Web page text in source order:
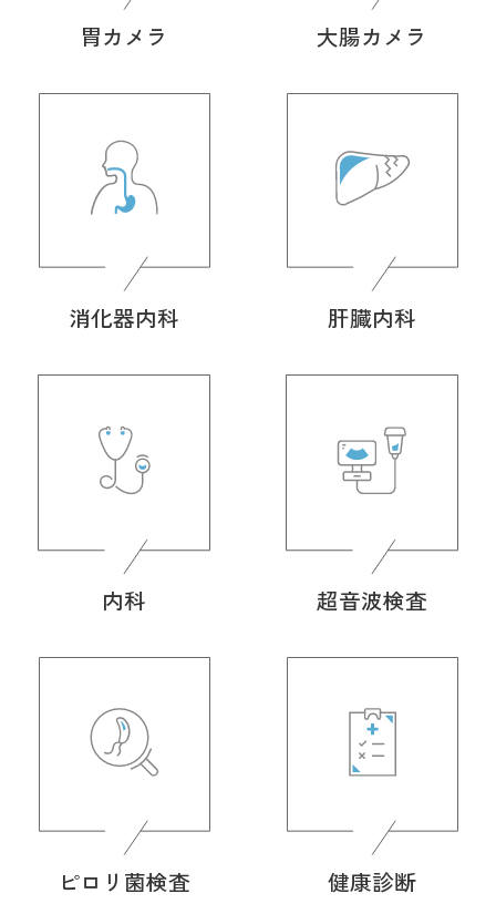
胃カメラ 大腸カメラ
消化器内科 肝臓内科
内科 超音波検査
ピロリ菌検査 健康診断